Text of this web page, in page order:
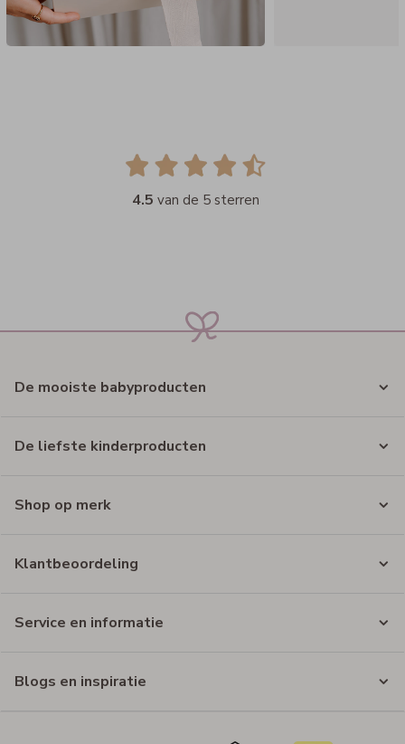
4.5 van de 5 sterren
De mooiste babyproducten
De liefste kinderproducten
Shop op merk
Klantbeoordeling
Service en informatie
Blogs en inspiratie